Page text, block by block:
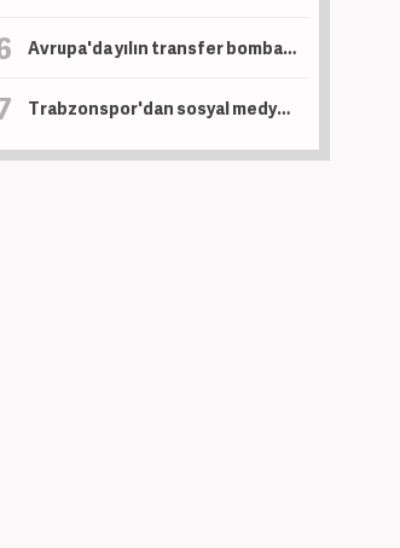
Avrupa'da yılın transfer bombası patlayabilir! Arda Güler için 115 milyon euroluk teklif
Trabzonspor'dan sosyal medyayı sallayan Salah göndermesi: Bizde rüyalar gerçek olur